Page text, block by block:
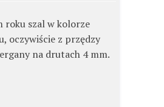
roku szal w kolorze
oczywiście z przędzy
na drutach 4 mm.